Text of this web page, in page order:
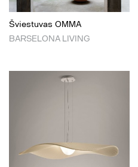
Šviestuvas OMMA
BARSELONA LIVING